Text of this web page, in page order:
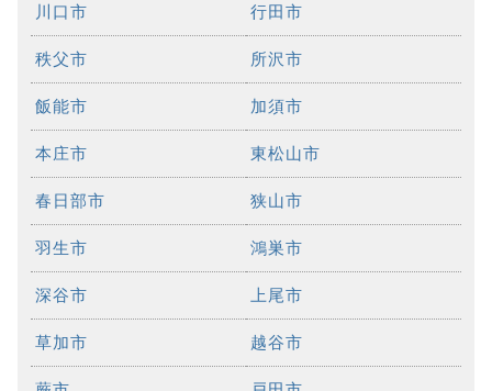
川口市 行田市
秩父市 所沢市
飯能市 加須市
本庄市 東松山市
春日部市 狭山市
羽生市 鴻巣市
深谷市 上尾市
草加市 越谷市